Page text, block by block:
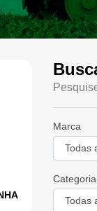
Marca
Categoria